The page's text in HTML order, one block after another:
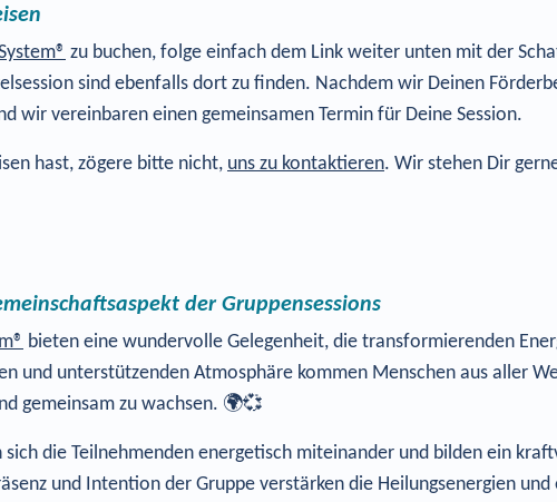
zu buchen, folge einfach dem Link weiter unten mit der
sind ebenfalls dort zu finden. Nachdem wir Deinen
wir vereinbaren einen gemeinsamen Termin für Deine Session.
hast, zögere bitte nicht, uns zu kontaktieren. Wir stehen Dir
der Gruppensessions
bieten eine wundervolle Gelegenheit, die transformierenden
und unterstützenden Atmosphäre kommen Menschen aus aller
gemeinsam zu wachsen. 🌍💞
die Teilnehmenden energetisch miteinander und bilden ein
und Intention der Gruppe verstärken die Heilungsenergien